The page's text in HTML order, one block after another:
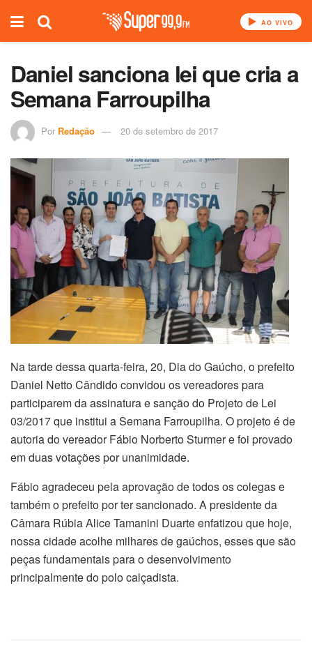
AO VIVO
Daniel sanciona lei que cria a
Semana Farroupilha
Por Redação 20 de setembro de 2017
Na tarde dessa quarta-feira, 20, Dia do Gaúcho, o prefeito
Daniel Netto Cândido convidou os vereadores para
participarem da assinatura e sanção do Projeto de Lei
03/2017 que institui a Semana Farroupilha. O projeto é de
autoria do vereador Fábio Norberto Sturmer e foi provado
em duas votações por unanimidade.
Fábio agradeceu pela aprovação de todos os colegas e
também o prefeito por ter sancionado. A presidente da
Câmara Rúbia Alice Tamanini Duarte enfatizou que hoje,
nossa cidade acolhe milhares de gaúchos, esses que são
peças fundamentais para o desenvolvimento
principalmente do polo calçadista.